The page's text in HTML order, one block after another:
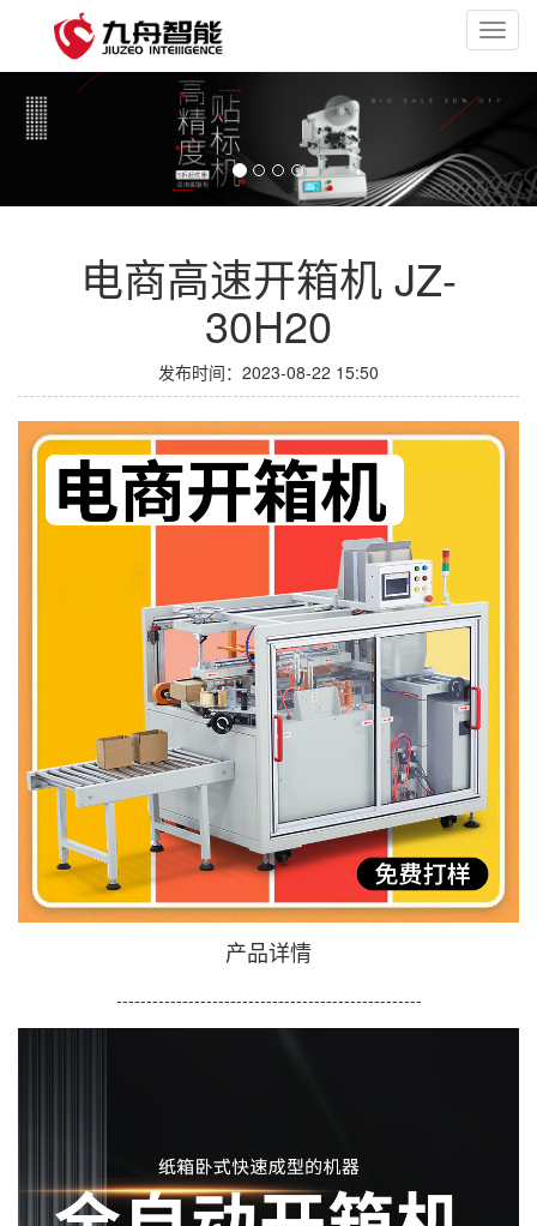
电商高速开箱机 JZ-
30H20
发布时间：2023-08-22 15:50
产品详情
---------------------------------------------------